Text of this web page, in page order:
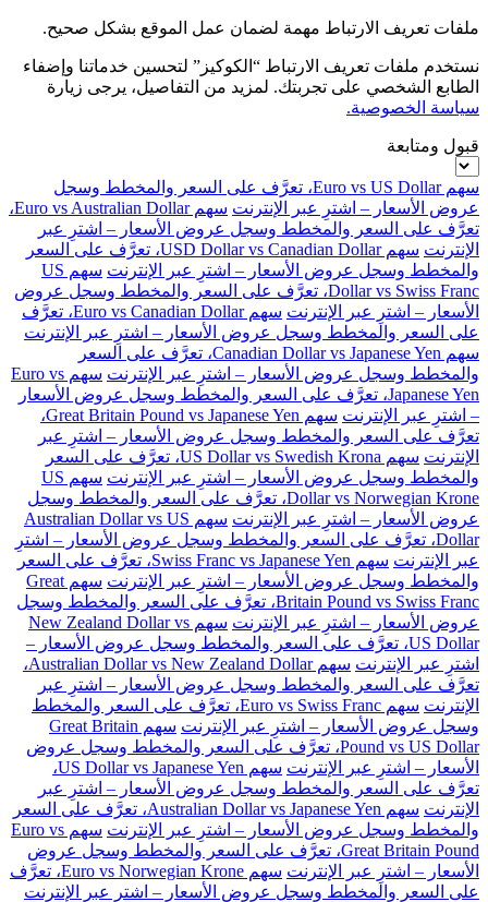
ملفات تعريف الارتباط مهمة لضمان عمل الموقع بشكل صحيح.
نستخدم ملفات تعريف الارتباط “الكوكيز” لتحسين خدماتنا وإضفاء
الطابع الشخصي على تجربتك. لمزيد من التفاصيل، يرجى زيارة
سياسة الخصوصية.
قبول ومتابعة
سهم Euro vs US Dollar، تعرَّف على السعر والمخطط وسجل
عروض الأسعار – اشترِ عبر الإنترنت
سهم Euro vs Australian Dollar،
تعرَّف على السعر والمخطط وسجل عروض الأسعار – اشترِ عبر
الإنترنت
سهم USD Dollar vs Canadian Dollar، تعرَّف على السعر
والمخطط وسجل عروض الأسعار – اشترِ عبر الإنترنت
سهم US
Dollar vs Swiss Franc، تعرَّف على السعر والمخطط وسجل عروض
الأسعار – اشترِ عبر الإنترنت
سهم Euro vs Canadian Dollar، تعرَّف
على السعر والمخطط وسجل عروض الأسعار – اشترِ عبر الإنترنت
سهم Canadian Dollar vs Japanese Yen، تعرَّف على السعر
والمخطط وسجل عروض الأسعار – اشترِ عبر الإنترنت
سهم Euro vs
Japanese Yen، تعرَّف على السعر والمخطط وسجل عروض الأسعار
– اشترِ عبر الإنترنت
سهم Great Britain Pound vs Japanese Yen،
تعرَّف على السعر والمخطط وسجل عروض الأسعار – اشترِ عبر
الإنترنت
سهم US Dollar vs Swedish Krona، تعرَّف على السعر
والمخطط وسجل عروض الأسعار – اشترِ عبر الإنترنت
سهم US
Dollar vs Norwegian Krone، تعرَّف على السعر والمخطط وسجل
عروض الأسعار – اشترِ عبر الإنترنت
سهم Australian Dollar vs US
Dollar، تعرَّف على السعر والمخطط وسجل عروض الأسعار – اشترِ
عبر الإنترنت
سهم Swiss Franc vs Japanese Yen، تعرَّف على السعر
والمخطط وسجل عروض الأسعار – اشترِ عبر الإنترنت
سهم Great
Britain Pound vs Swiss Franc، تعرَّف على السعر والمخطط وسجل
عروض الأسعار – اشترِ عبر الإنترنت
سهم New Zealand Dollar vs
US Dollar، تعرَّف على السعر والمخطط وسجل عروض الأسعار –
اشترِ عبر الإنترنت
سهم Australian Dollar vs New Zealand Dollar،
تعرَّف على السعر والمخطط وسجل عروض الأسعار – اشترِ عبر
الإنترنت
سهم Euro vs Swiss Franc، تعرَّف على السعر والمخطط
وسجل عروض الأسعار – اشترِ عبر الإنترنت
سهم Great Britain
Pound vs US Dollar، تعرَّف على السعر والمخطط وسجل عروض
الأسعار – اشترِ عبر الإنترنت
سهم US Dollar vs Japanese Yen،
تعرَّف على السعر والمخطط وسجل عروض الأسعار – اشترِ عبر
الإنترنت
سهم Australian Dollar vs Japanese Yen، تعرَّف على السعر
والمخطط وسجل عروض الأسعار – اشترِ عبر الإنترنت
سهم Euro vs
Great Britain Pound، تعرَّف على السعر والمخطط وسجل عروض
الأسعار – اشترِ عبر الإنترنت
سهم Euro vs Norwegian Krone، تعرَّف
على السعر والمخطط وسجل عروض الأسعار – اشترِ عبر الإنترنت